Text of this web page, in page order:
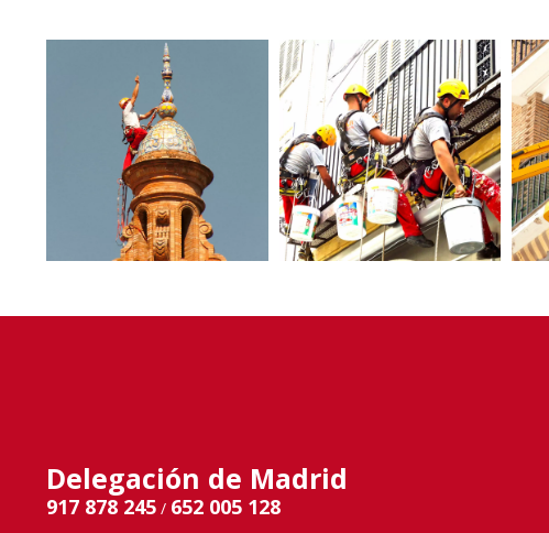
Delegación de Madrid
917 878 245 / 652 005 128